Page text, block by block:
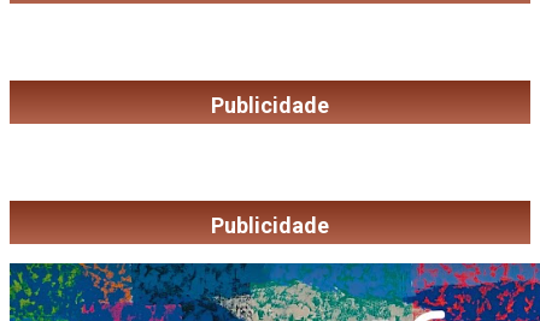
Publicidade
Publicidade